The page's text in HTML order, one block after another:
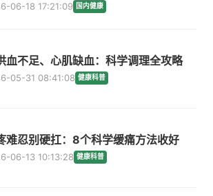
06-18 17:21:09 国内健康
血不足、心肌缺血：科学调理全攻略
05-31 08:41:08 健康科普
难忍别硬扛：8个科学缓痛方法收好
06-13 10:13:28 健康科普